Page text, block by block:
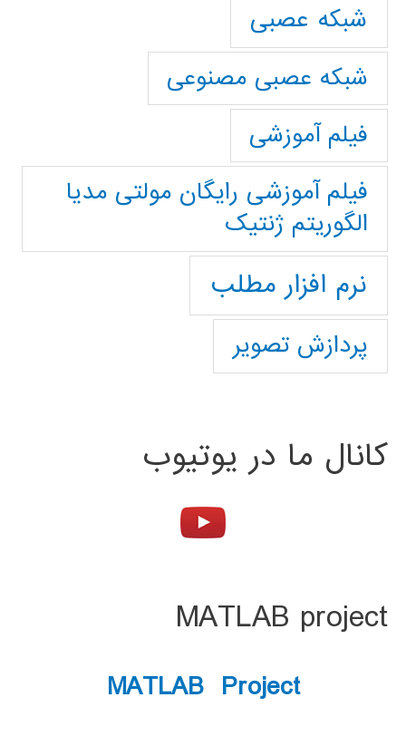
شبکه عصبی
شبکه عصبی مصنوعی
فیلم آموزشی
فیلم آموزشی رایگان مولتی مدیا
الگوریتم ژنتیک
نرم افزار مطلب
پردازش تصویر
کانال ما در یوتیوب
MATLAB project
MATLAB Project